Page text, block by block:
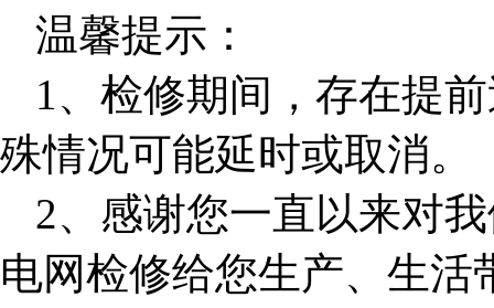
温馨提示：
1、检修期间，存在提
殊情况可能延时或取消。
2、感谢您一直以来对
电网检修给您生产、生